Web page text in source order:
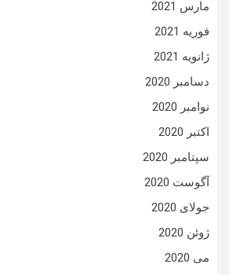
مارس 2021
فوریه 2021
ژانویه 2021
دسامبر 2020
نوامبر 2020
اکتبر 2020
سپتامبر 2020
آگوست 2020
جولای 2020
ژوئن 2020
می 2020